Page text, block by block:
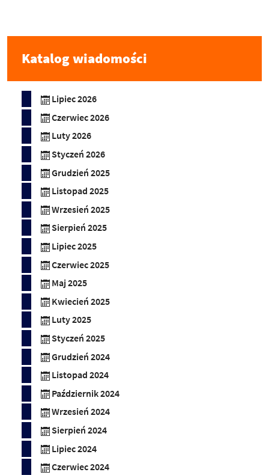
Katalog wiadomości
Lipiec 2026
Czerwiec 2026
Luty 2026
Styczeń 2026
Grudzień 2025
Listopad 2025
Wrzesień 2025
Sierpień 2025
Lipiec 2025
Czerwiec 2025
Maj 2025
Kwiecień 2025
Luty 2025
Styczeń 2025
Grudzień 2024
Listopad 2024
Październik 2024
Wrzesień 2024
Sierpień 2024
Lipiec 2024
Czerwiec 2024